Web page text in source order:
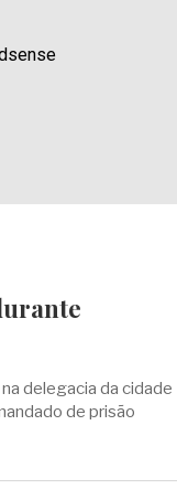
delegacia da cidade
de prisão